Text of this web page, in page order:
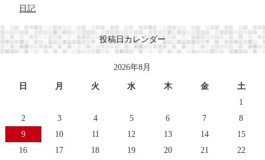
日記
投稿日カレンダー
2026年8月
日 月 火 水 木 金
土
1
2
3 4 5 6 7
8
9
10 11 12 13 14
15
16
17 18 19 20 21 22